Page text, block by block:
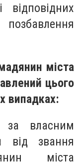
міста
цього
випадках:
власним
від звання
міста